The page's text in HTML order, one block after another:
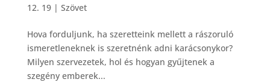
12. 19| Szövet
Hova forduljunk, ha szeretteink mellett a rászoruló
ismeretleneknek is szeretnénk adni karácsonykor?
Milyen szervezetek, hol és hogyan gyűjtenek a
szegény emberek...